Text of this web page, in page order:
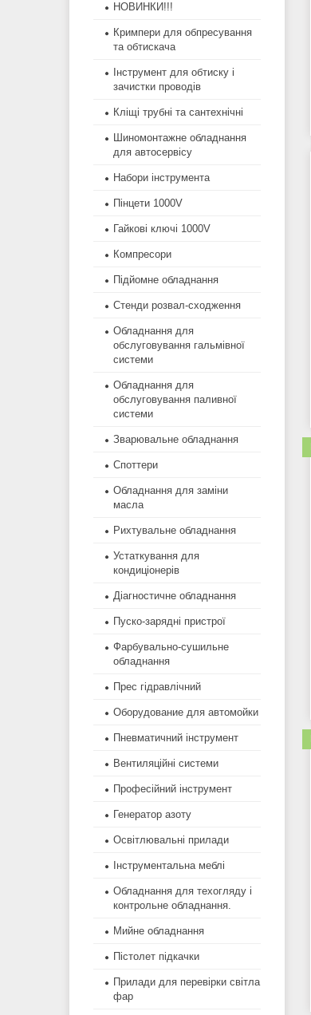
НОВИНКИ!!!
Кримпери для обпресування
та обтискача
Інструмент для обтиску і
зачистки проводів
Кліщі трубні та сантехнічні
Шиномонтажне обладнання
для автосервісу
Набори інструмента
Пінцети 1000V
Гайкові ключі 1000V
Компресори
Підйомне обладнання
Стенди розвал-сходження
Обладнання для
обслуговування гальмівної
системи
Обладнання для
обслуговування паливної
системи
Зварювальне обладнання
Споттери
Обладнання для заміни
масла
Рихтувальне обладнання
Устаткування для
кондиціонерів
Діагностичне обладнання
Пуско-зарядні пристрої
Фарбувально-сушильне
обладнання
Прес гідравлічний
Оборудование для автомойки
Пневматичний інструмент
Вентиляційні системи
Професійний інструмент
Генератор азоту
Освітлювальні прилади
Інструментальна меблі
Обладнання для техогляду і
контрольне обладнання.
Мийне обладнання
Пістолет підкачки
Прилади для перевірки світла
фар